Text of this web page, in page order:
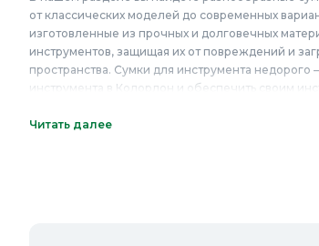
от классических моделей до современных
изготовленные из прочных и долговечных
инструментов, защищая их от повреждений и
пространства. Сумки для инструмента
инструмента в Колорлон и обеспечить своим
Онлайн каталог сумок для
Читать далее